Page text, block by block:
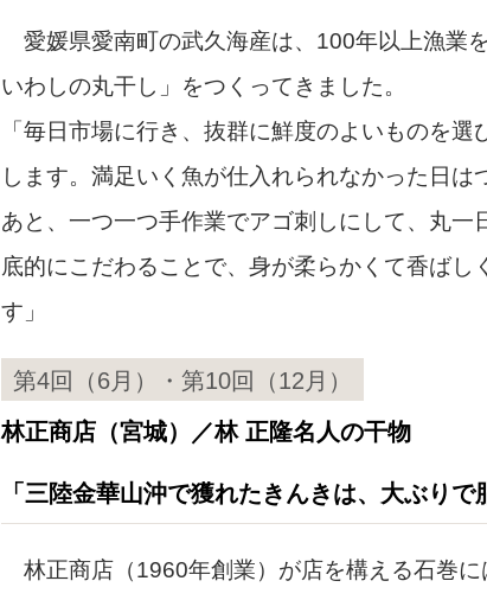
愛媛県愛南町の武久海産は、100年以上漁業
いわしの丸干し」をつくってきました。
「毎日市場に行き、抜群に鮮度のよいものを
します。満足いく魚が仕入れられなかった日は
あと、一つ一つ手作業でアゴ刺しにして、丸一
底的にこだわることで、身が柔らかくて香ばし
す」
第4回（6月）・第10回（12月）
林正商店（宮城）／林 正隆名人の干物
「三陸金華山沖で獲れたきんきは、大ぶりで
林正商店（1960年創業）が店を構える石巻に